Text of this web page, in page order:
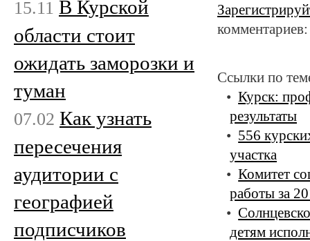
Ссылки по
Курск:
результаты
556
участка
Комитет
работы за
детям
15.11 В Курской
области стоит
ожидать заморозки и
туман
07.02 Как узнать
пересечения
аудитории с
географией
подписчиков